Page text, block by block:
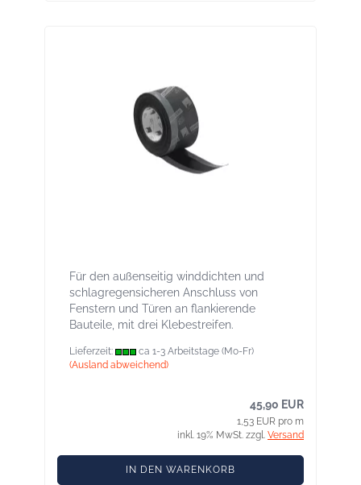
Für den außenseitig winddichten und
schlagregensicheren Anschluss von
Fenstern und Türen an flankierende
Bauteile, mit drei Klebestreifen.
Lieferzeit:
ca 1-3 Arbeitstage (Mo-Fr)
(Ausland abweichend)
45,90 EUR
1,53 EUR pro m
inkl. 19% MwSt. zzgl. Versand
IN DEN WARENKORB